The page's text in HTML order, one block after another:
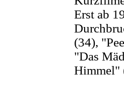
Erst ab
(34),
"Das
Himmel"